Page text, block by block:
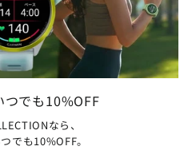
つでも10%OFF
なら、
でも10%OFF。